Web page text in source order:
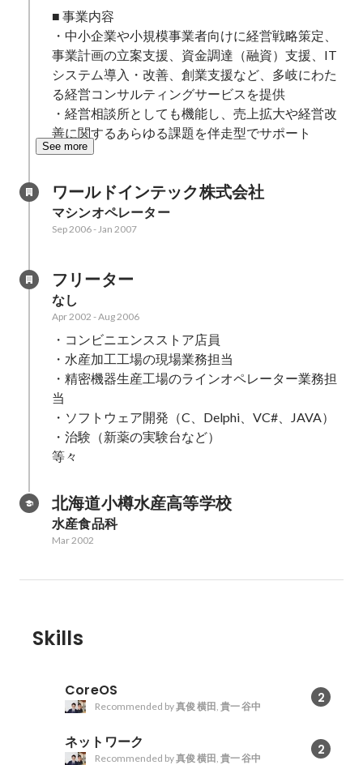
■ 事業内容
・中小企業や小規模事業者向けに経営戦略策定、
事業計画の立案支援、資金調達（融資）支援、IT
システム導入・改善、創業支援など、多岐にわた
る経営コンサルティングサービスを提供
・経営相談所としても機能し、売上拡大や経営改
善に関するあらゆる課題を伴走型でサポート
See more
ワールドインテック株式会社
マシンオペレーター
Sep 2006-Jan 2007
フリーター
なし
Apr 2002 -Aug 2006
・コンビニエンスストア店員
・水産加工工場の現場業務担当
・精密機器生産工場のラインオペレーター業務担
当
・ソフトウェア開発（C、Delphi、VC#、JAVA）
・治験（新薬の実験台など）
等々
北海道小樽水産高等学校
水産食品科
Mar 2002
Skills
CoreOS 2
Recommended by真俊 横田 , 貴一 谷中
ネットワーク 2
Recommended by真俊 横田 , 貴一 谷中